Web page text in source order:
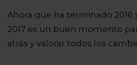
Ahora que ha terminado 2016
2017 es un buen momento
atrás y valorar todos los